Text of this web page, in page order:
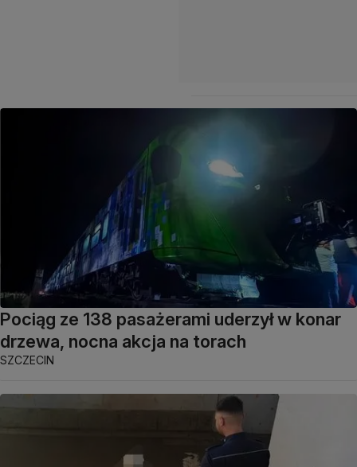
Pociąg ze 138 pasażerami uderzył w konar
drzewa, nocna akcja na torach
SZCZECIN